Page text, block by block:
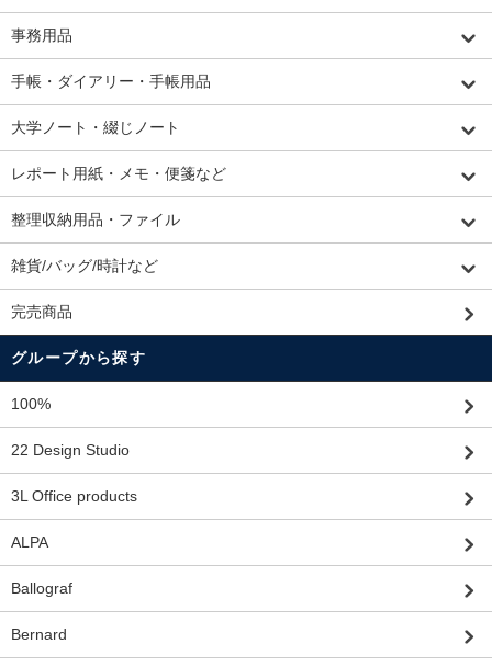
事務用品
手帳・ダイアリー・手帳用品
大学ノート・綴じノート
レポート用紙・メモ・便箋など
整理収納用品・ファイル
雑貨/バッグ/時計など
完売商品
グループから探す
100%
22 Design Studio
3L Office products
ALPA
Ballograf
Bernard